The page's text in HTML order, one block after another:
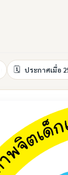
ประกาศเมื่อ